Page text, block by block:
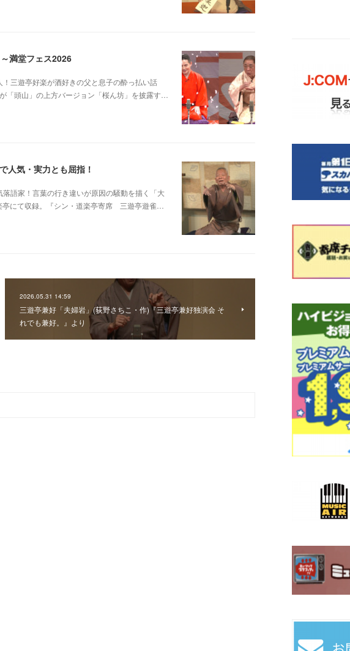
満堂フェス2026
三遊亭好楽が酒好きの父と息子の酔っ払い話
「頭山」の上方バージョン「桜ん坊」を披露す…
人気・実力とも屈指！
語家！言葉の行き違いが原因の騒動を描く「大
にて収録。『シン・道楽亭寄席 三遊亭遊雀…
2026.05.31 14:59
三遊亭兼好「夫婦岩」(荻野さちこ・作)『三遊亭兼好独演会 そ
れでも兼好。』より